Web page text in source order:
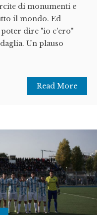
di monumenti e
il mondo. Ed
dire "io c'ero"
Un plauso
Read More